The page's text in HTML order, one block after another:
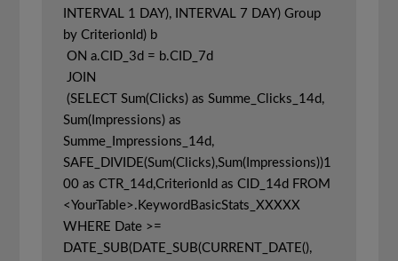
INTERVAL 1 DAY), INTERVAL 7 DAY) Group
by CriterionId) b
ON a.CID_3d = b.CID_7d
(SELECT Sum(Clicks) as Summe_Clicks_14d,
Sum(Impressions) as
Summe_Impressions_14d,
SAFE_DIVIDE(Sum(Clicks),Sum(Impressions))1
00 as CTR_14d,CriterionId as CID_14d FROM
<YourTable>.KeywordBasicStats_XXXXX
WHERE Date >=
DATE_SUB(DATE_SUB(CURRENT_DATE(),